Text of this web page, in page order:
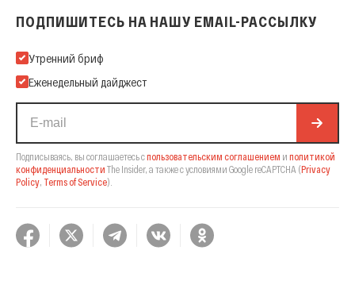
ПОДПИШИТЕСЬ НА НАШУ EMAIL-РАССЫЛКУ
Подпишитесь на нашу Email-рассылку
Утренний бриф
Еженедельный дайджест
Подписываясь, вы соглашаетесь спользовательским соглашением и политикой
конфиденциальности The Insider, а также с условиями Google reCAPTCHA (Privacy
Policy, Terms of Service).